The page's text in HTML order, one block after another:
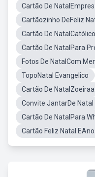
Cartão De
Cartãozinho DeFeliz
Cartão De
Cartão De NatalPara
Fotos De NatalCom
TopoNatal Evangelico
Cartão De NatalZoeiraa
Convite JantarDe Natal
Cartão De NatalPara
Cartão Feliz Natal